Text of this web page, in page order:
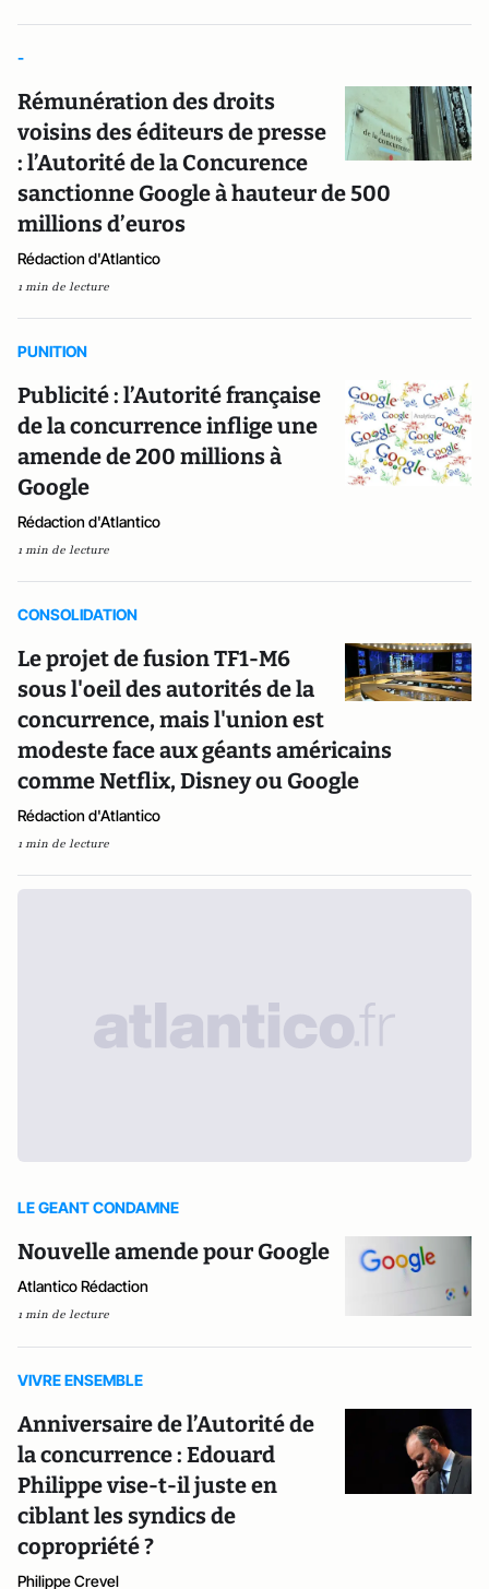
-
Rémunération des droits
voisins des éditeurs de presse
: l’Autorité de la Concurence
sanctionne Google à hauteur de 500
millions d’euros
Rédaction d'Atlantico
1 min de lecture
PUNITION
Publicité : l’Autorité française
de la concurrence inflige une
amende de 200 millions à
Google
Rédaction d'Atlantico
1 min de lecture
CONSOLIDATION
Le projet de fusion TF1-M6
sous l'oeil des autorités de la
concurrence, mais l'union est
modeste face aux géants américains
comme Netflix, Disney ou Google
Rédaction d'Atlantico
1 min de lecture
LE GEANT CONDAMNE
Nouvelle amende pour Google
Atlantico Rédaction
1 min de lecture
VIVRE ENSEMBLE
Anniversaire de l’Autorité de
la concurrence : Edouard
Philippe vise-t-il juste en
ciblant les syndics de
copropriété ?
Philippe Crevel